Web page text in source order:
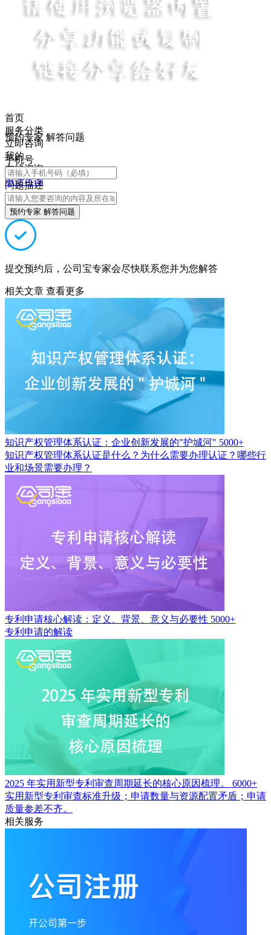
首页
服务分类
立即咨询
我的
在线咨询
电话咨询
预约专家 解答问题
手机号
问题描述
预约专家 解答问题
提交预约后，公司宝专家会尽快联系您并为您解答
相关文章 查看更多
知识产权管理体系认证：企业创新发展的"护城河" 5000+
知识产权管理体系认证是什么？为什么需要办理认证？哪些行
业和场景需要办理？
专利申请核心解读：定义、背景、意义与必要性 5000+
专利申请的解读
2025 年实用新型专利审查周期延长的核心原因梳理。
6000+
实用新型专利审查标准升级；申请数量与资源配置矛盾；申请
质量参差不齐。
相关服务